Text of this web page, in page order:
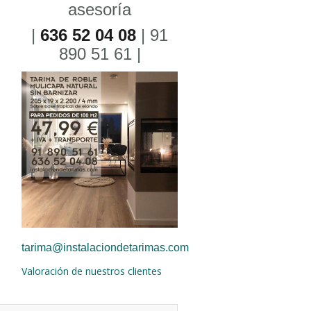
asesoría
| 636 52 04 08 | 91
890 51 61 |
tarima@instalaciondetarimas.com
Valoración de nuestros clientes